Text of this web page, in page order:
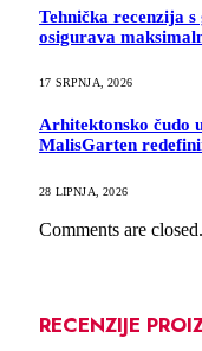
Tehnička recenzija
osigurava
17 SRPNJA, 2026
Arhitektonsko čudo
MalisGarten
28 LIPNJA, 2026
Comments are closed.
RECENZIJE